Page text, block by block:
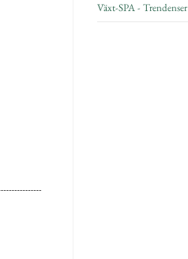
Växt-SPA - Trendenser